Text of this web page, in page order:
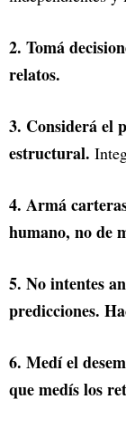
2. Tomá
relatos.
3. Considerá el
estructural.
4. Armá
humano, no de
5. No intentes
predicciones.
6. Medí el
que medís los